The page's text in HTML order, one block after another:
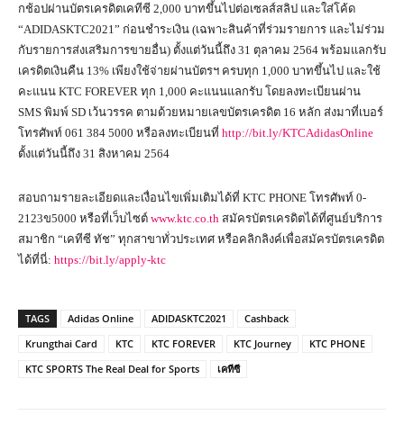
กช้อปผ่านบัตรเครดิตเคทีซี 2,000 บาทขึ้นไปต่อเซลส์สลิป และใส่โค้ด
“ADIDASKTC2021” ก่อนชำระเงิน (เฉพาะสินค้าที่ร่วมรายการ และไม่ร่วม
กับรายการส่งเสริมการขายอื่น) ตั้งแต่วันนี้ถึง 31 ตุลาคม 2564 พร้อมแลกรับ
เครดิตเงินคืน 13% เพียงใช้จ่ายผ่านบัตรฯ ครบทุก 1,000 บาทขึ้นไป และใช้
คะแนน KTC FOREVER ทุก 1,000 คะแนนแลกรับ โดยลงทะเบียนผ่าน
SMS พิมพ์ SD เว้นวรรค ตามด้วยหมายเลขบัตรเครดิต 16 หลัก ส่งมาที่เบอร์
โทรศัพท์ 061 384 5000 หรือลงทะเบียนที่ http://bit.ly/KTCAdidasOnline
ตั้งแต่วันนี้ถึง 31 สิงหาคม 2564
สอบถามรายละเอียดและเงื่อนไขเพิ่มเติมได้ที่ KTC PHONE โทรศัพท์ 0-
2123ข5000 หรือที่เว็บไซต์ www.ktc.co.th สมัครบัตรเครดิตได้ที่ศูนย์บริการ
สมาชิก “เคทีซี ทัช” ทุกสาขาทั่วประเทศ หรือคลิกลิงค์เพื่อสมัครบัตรเครดิต
ได้ที่นี่: https://bit.ly/apply-ktc
TAGS Adidas Online ADIDASKTC2021
Cashback
Krungthai Card
KTC KTC FOREVER KTC Journey
KTC PHONE
KTC SPORTS The Real Deal for Sports
เคทีซี